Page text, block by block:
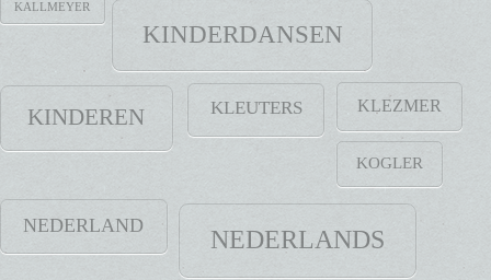
KALLMEYER
KINDERDANSEN
KINDEREN KLEUTERS KLEZMER
KOGLER
NEDERLAND NEDERLANDS